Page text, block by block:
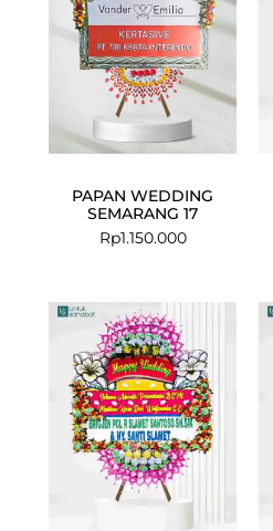
PAPAN WEDDING
SEMARANG 17
Rp1.150.000